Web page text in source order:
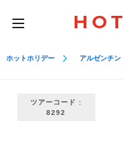
toggle
navigation
HOT
ホットホリデー アルゼンチン
ツアーコード :
8292